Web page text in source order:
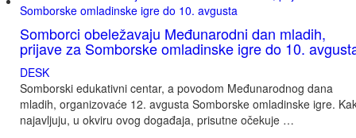
Somborci obeležavaju Međunarodni dan mladih,
prijave za Somborske omladinske igre do 10.
DESK
Somborski edukativni centar, a povodom Međunarodnog dana
mladih, organizovaće 12. avgusta Somborske omladinske igre.
najavljuju, u okviru ovog događaja, prisutne očekuje …